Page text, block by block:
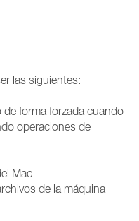
las siguientes:
forma forzada cuando
operaciones de
Mac
de la máquina